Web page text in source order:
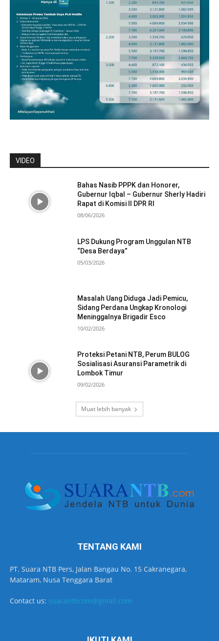
VIDEO
Bahas Nasib PPPK dan Honorer,
Gubernur Iqbal – Gubernur Sherly Hadiri
Rapat di Komisi II DPR RI
08/06/2026
LPS Dukung Program Unggulan NTB
“Desa Berdaya”
05/03/2026
Masalah Uang Diduga Jadi Pemicu,
Sidang Perdana Ungkap Kronologi
Meninggalnya Brigadir Esco
10/02/2026
Proteksi Petani NTB, Perum BULOG
Sosialisasi Asuransi Parametrik di
Lombok Timur
09/02/2026
Muat lebih banyak
TENTANG KAMI
PT. Suara NTB Pers, Jalan Bangau No. 15 Cakranegara,
Mataram, Nusa Tenggara Barat
Contact us: suarantbcom@gmail.com